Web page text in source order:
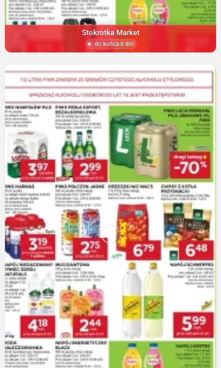
Stokrotka Market
do końca 6 dni